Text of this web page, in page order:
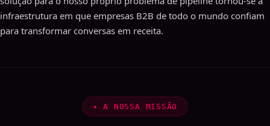
infraestrutura em que empresas B2B de todo o mundo confiam
para transformar conversas em receita.
✦A NOSSA MISSÃO